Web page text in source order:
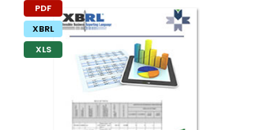
PDF
XBRL
XLS